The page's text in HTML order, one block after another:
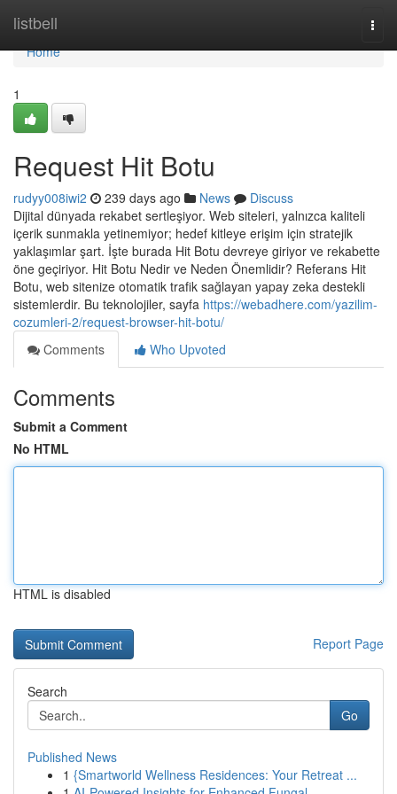
listbell
Home
Home
1
Request Hit Botu
rudyy008iwi2 239 days ago News
Discuss
Dijital dünyada rekabet sertleşiyor. Web siteleri, yalnızca kaliteli
içerik sunmakla yetinemiyor; hedef kitleye erişim için stratejik
yaklaşımlar şart. İşte burada Hit Botu devreye giriyor ve rekabette
öne geçiriyor. Hit Botu Nedir ve Neden Önemlidir? Referans Hit
Botu, web sitenize otomatik trafik sağlayan yapay zeka destekli
sistemlerdir. Bu teknolojiler, sayfa https://webadhere.com/yazilim-
cozumleri-2/request-browser-hit-botu/
Comments
Who Upvoted
Comments
Submit a Comment
No HTML
HTML is disabled
Report Page
Search
Go
Published News
1 {Smartworld Wellness Residences: Your Retreat ...